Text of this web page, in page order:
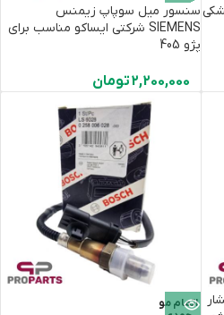
سنسور میل سوپاپ زیمنس
SIEMENS شرکتی ایساکو مناسب برای
پژو 405
2,200,000تومان
اتمام مو